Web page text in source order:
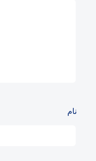
نام